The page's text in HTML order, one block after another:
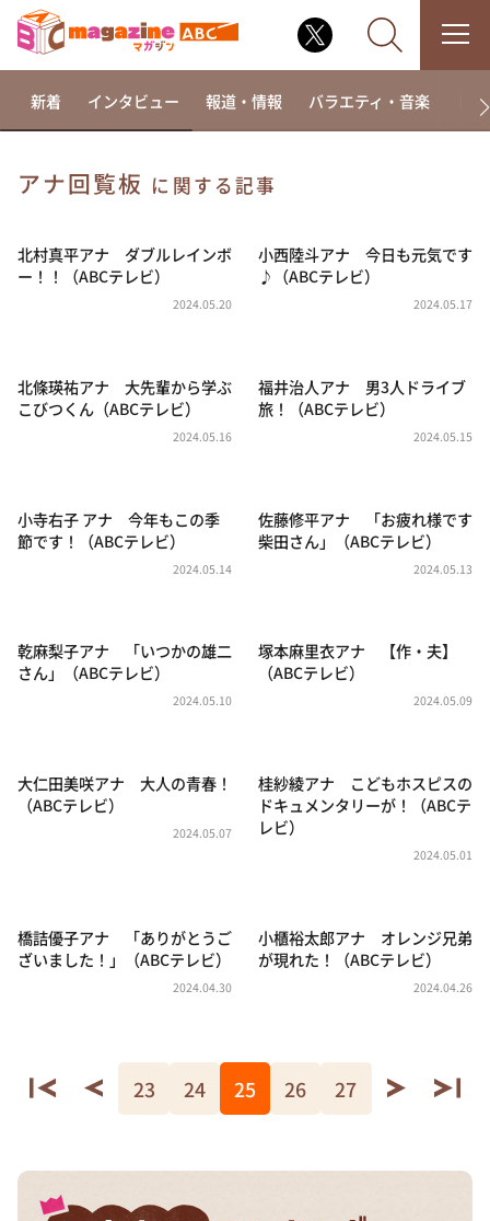
相席食堂
これ余談なんですけど・・・
探偵！ナイトスクープ
news おかえり
河合＆A.B.C-Z塚田×福井アナ「なんでやねん！？」
本日はダイアンなり！シーズン２
朝だ！生です旅サラダ
ＬＩＦＥ～夢のカタチ～
新婚さんいらっしゃい！
ぺこぱのまるスポ
新着 インタビュー 報道・情報 バラエティ・音楽 ド
アナ回覧板 に関する記事
北村真平アナ ダブルレインボ
ー！！（ABCテレビ）
2024.05.20
小西陸斗アナ 今日も元気です
♪（ABCテレビ）
2024.05.17
北條瑛祐アナ 大先輩から学ぶ
こびつくん（ABCテレビ）
2024.05.16
福井治人アナ 男3人ドライブ
旅！（ABCテレビ）
2024.05.15
小寺右子 アナ 今年もこの季
節です！（ABCテレビ）
2024.05.14
佐藤修平アナ 「お疲れ様です
柴田さん」（ABCテレビ）
2024.05.13
乾麻梨子アナ 「いつかの雄二
さん」（ABCテレビ）
2024.05.10
塚本麻里衣アナ 【作・夫】
（ABCテレビ）
2024.05.09
大仁田美咲アナ 大人の青春！
（ABCテレビ）
2024.05.07
桂紗綾アナ こどもホスピスの
ドキュメンタリーが！（ABCテ
レビ）
2024.05.01
橋詰優子アナ 「ありがとうご
ざいました！」（ABCテレビ）
2024.04.30
小櫃裕太郎アナ オレンジ兄弟
が現れた！（ABCテレビ）
2024.04.26
23 24 25 26 27